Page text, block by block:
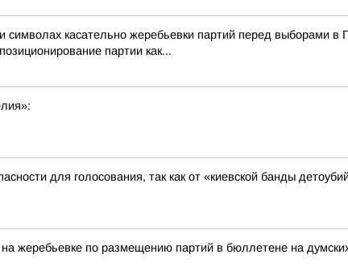
касательно жеребьевки партий перед выборами
партии как...
для голосования, так как от «киевской банды
жеребьевке по размещению партий в бюллетене на